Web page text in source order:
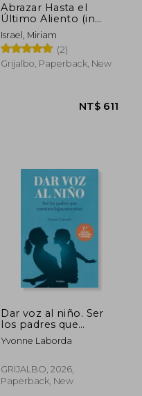
Abrazar Hasta el
Último Aliento (in
Spanish)
Israel, Miriam
(2)
Grijalbo, Paperback, New
Dar voz al niño. Ser
los padres que
nuestros hijos
necesitan (in Spanish)
Yvonne Laborda
GRIJALBO, 2026,
Paperback, New